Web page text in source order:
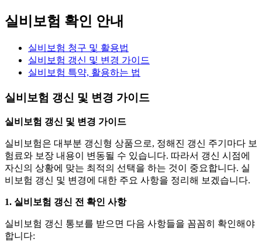
실비보험 확인 안내
실비보험 청구 및 활용법
실비보험 갱신 및 변경 가이드
실비보험 특약, 활용하는 법
실비보험 갱신 및 변경 가이드
실비보험 갱신 및 변경 가이드
실비보험은 대부분 갱신형 상품으로, 정해진 갱신 주기마다 보
험료와 보장 내용이 변동될 수 있습니다. 따라서 갱신 시점에
자신의 상황에 맞는 최적의 선택을 하는 것이 중요합니다. 실
비보험 갱신 및 변경에 대한 주요 사항을 정리해 보겠습니다.
1. 실비보험 갱신 전 확인 사항
실비보험 갱신 통보를 받으면 다음 사항들을 꼼꼼히 확인해야
합니다: